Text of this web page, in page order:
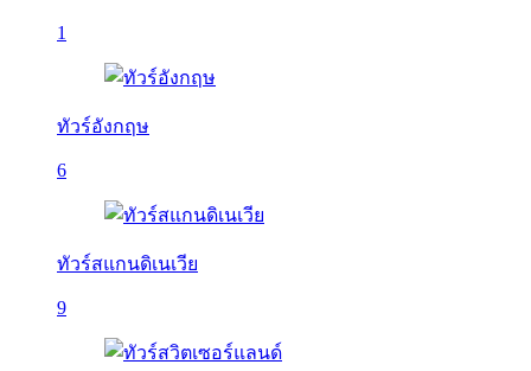
1
ทัวร์อังกฤษ
6
ทัวร์สแกนดิเนเวีย
9